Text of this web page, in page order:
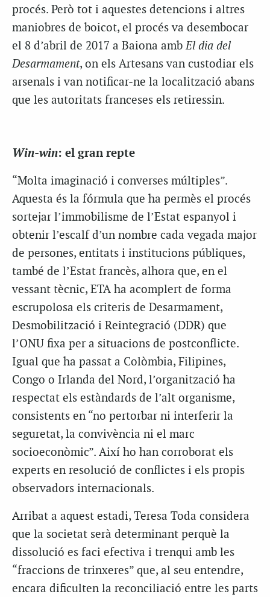
procés. Però tot i aquestes detencions i altres
maniobres de boicot, el procés va desembocar
el 8 d’abril de 2017 a Baiona ambEl dia del
Desarmament, on els Artesans van custodiar els
arsenals i van notificar-ne la localització abans
que les autoritats franceses els retiressin.
Win-win: el gran repte
“Molta imaginació i converses múltiples”.
Aquesta és la fórmula que ha permès el procés
sortejar l’immobilisme de l’Estat espanyol i
obtenir l’escalf d’un nombre cada vegada major
de persones, entitats i institucions públiques,
també de l’Estat francès, alhora que, en el
vessant tècnic, ETA ha acomplert de forma
escrupolosa els criteris de Desarmament,
Desmobilització i Reintegració (DDR) que
l’ONU fixa per a situacions de postconflicte.
Igual que ha passat a Colòmbia, Filipines,
Congo o Irlanda del Nord, l’organització ha
respectat els estàndards de l’alt organisme,
consistents en “no pertorbar ni interferir la
seguretat, la convivència ni el marc
socioeconòmic”. Així ho han corroborat els
experts en resolució de conflictes i els propis
observadors internacionals.
Arribat a aquest estadi, Teresa Toda considera
que la societat serà determinant perquè la
dissolució es faci efectiva i trenqui amb les
“fraccions de trinxeres” que, al seu entendre,
encara dificulten la reconciliació entre les parts